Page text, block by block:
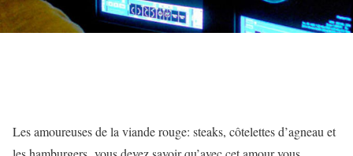
Les amoureuses de la viande rouge: steaks, côtelettes d’agneau et